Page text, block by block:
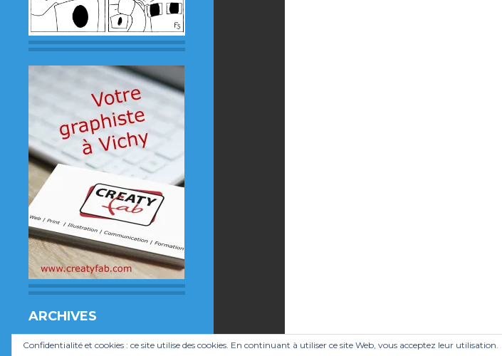
ARCHIVES
Archives
Confidentialité et cookies : ce site utilise des cookies. En continuant à utiliser ce site Web, vous acceptez leur utilisation.